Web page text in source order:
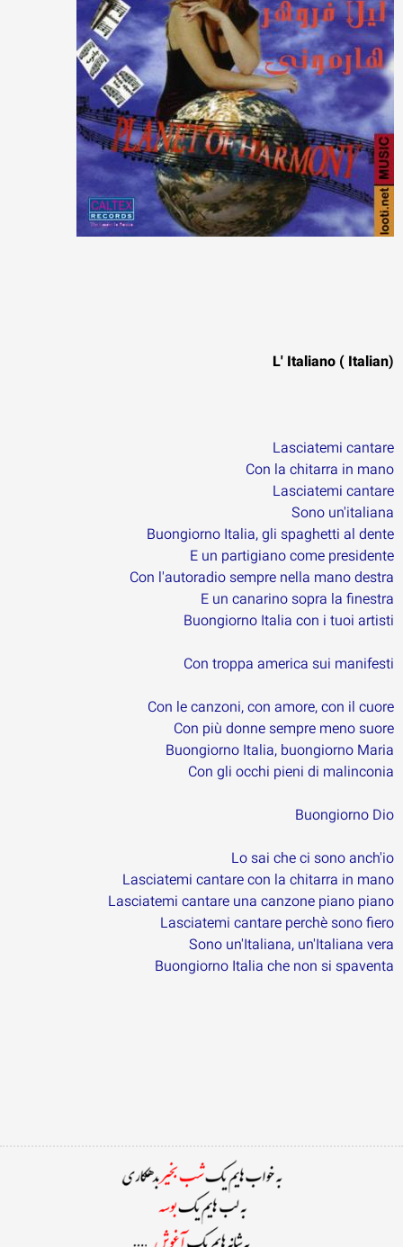
(L' Italiano ( Italian
Lasciatemi cantare
Con la chitarra in mano
Lasciatemi cantare
Sono un'italiana
Buongiorno Italia, gli spaghetti al dente
E un partigiano come presidente
Con l'autoradio sempre nella mano destra
E un canarino sopra la finestra
Buongiorno Italia con i tuoi artisti
Con troppa america sui manifesti
Con le canzoni, con amore, con il cuore
Con più donne sempre meno suore
Buongiorno Italia, buongiorno Maria
Con gli occhi pieni di malinconia
Buongiorno Dio
Lo sai che ci sono anch'io
Lasciatemi cantare con la chitarra in mano
Lasciatemi cantare una canzone piano piano
Lasciatemi cantare perchè sono fiero
Sono un'Italiana, un'Italiana vera
Buongiorno Italia che non si spaventa